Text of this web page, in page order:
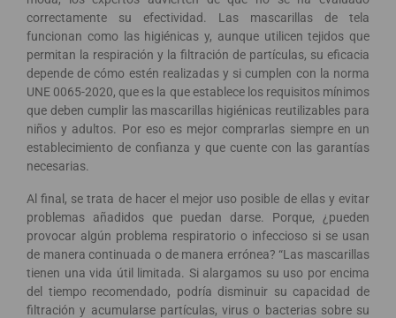
correctamente su efectividad. Las mascarillas de tela
funcionan como las higiénicas y, aunque utilicen tejidos que
permitan la respiración y la filtración de partículas, su eficacia
depende de cómo estén realizadas y si cumplen con la norma
UNE 0065-2020, que es la que establece los requisitos mínimos
que deben cumplir las mascarillas higiénicas reutilizables para
niños y adultos. Por eso es mejor comprarlas siempre en un
establecimiento de confianza y que cuente con las garantías
necesarias.
Al final, se trata de hacer el mejor uso posible de ellas y evitar
problemas añadidos que puedan darse. Porque, ¿pueden
provocar algún problema respiratorio o infeccioso si se usan
de manera continuada o de manera errónea? “Las mascarillas
tienen una vida útil limitada. Si alargamos su uso por encima
del tiempo recomendado, podría disminuir su capacidad de
filtración y acumularse partículas, virus o bacterias sobre su